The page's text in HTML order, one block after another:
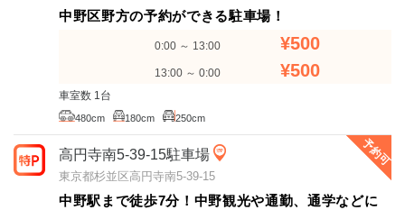
中野区野方の予約ができる駐車場！
0:00 ～ 13:00 ¥500
13:00 ～ 0:00 ¥500
車室数 1台
480cm 180cm 250cm
予約可
高円寺南5-39-15駐車場
東京都杉並区高円寺南5-39-15
中野駅まで徒歩7分！中野観光や通勤、通学などに